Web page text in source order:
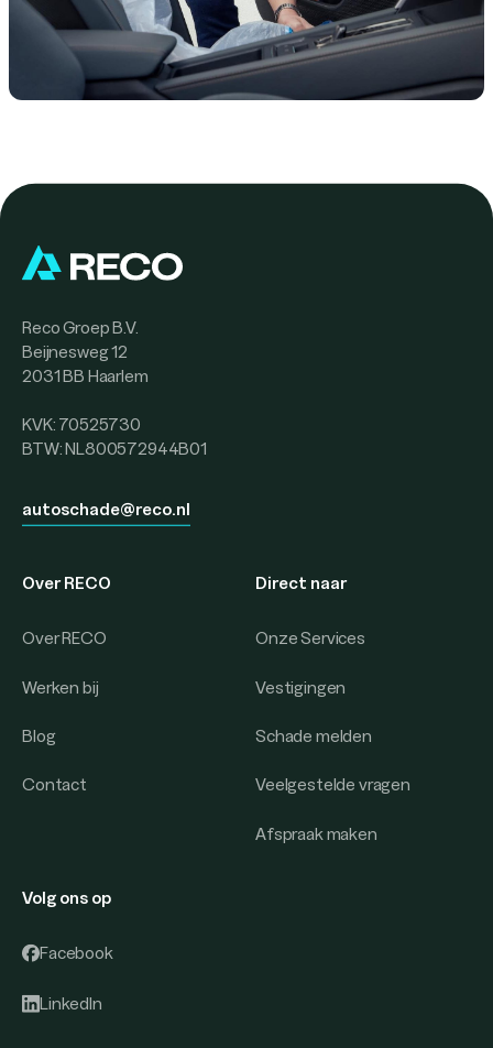
Reco Groep B.V.
Beijnesweg 12
2031 BB Haarlem
KVK: 70525730
BTW: NL800572944B01
autoschade@reco.nl
Over RECO
Over RECO
Werken bij
Blog
Contact
Direct naar
Onze Services
Vestigingen
Schade melden
Veelgestelde vragen
Afspraak maken
Volg ons op
Facebook
LinkedIn